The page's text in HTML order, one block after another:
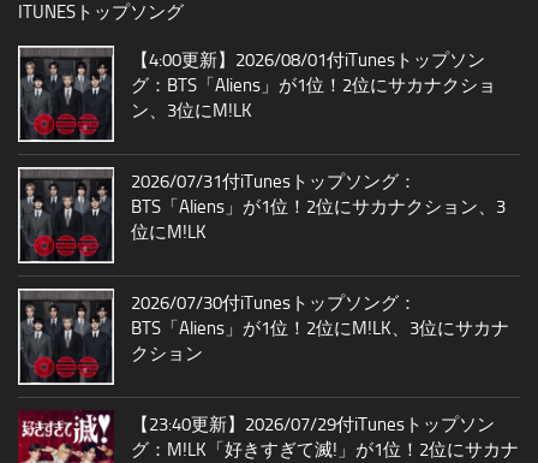
ITUNESトップソング
【4:00更新】2026/08/01付iTunesトップソン
グ：BTS「Aliens」が1位！2位にサカナクショ
ン、3位にM!LK
2026/07/31付iTunesトップソング：
BTS「Aliens」が1位！2位にサカナクション、3
位にM!LK
2026/07/30付iTunesトップソング：
BTS「Aliens」が1位！2位にM!LK、3位にサカナ
クション
【23:40更新】2026/07/29付iTunesトップソン
グ：M!LK「好きすぎて滅!」が1位！2位にサカナ